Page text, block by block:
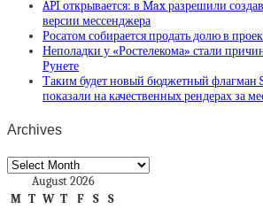
API открывается: в Max разрешили
версии мессенджера
Росатом собирается продать долю в
Неполадки у «Ростелекома» стали
Рунете
Таким будет новый бюджетный флагман
показали на качественных рендерах за
Archives
Archives
August 2026
M T W T F S
S